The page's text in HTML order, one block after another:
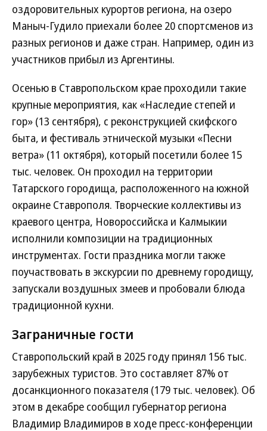
оздоровительных курортов региона, на озеро
Маныч-Гудило приехали более 20 спортсменов из
разных регионов и даже стран. Например, один из
участников прибыл из Аргентины.
Осенью в Ставропольском крае проходили такие
крупные мероприятия, как «Наследие степей и
гор» (13 сентября), с реконструкцией скифского
быта, и фестиваль этнической музыки «Песни
ветра» (11 октября), который посетили более 15
тыс. человек. Он проходил на территории
Татарского городища, расположенного на южной
окраине Ставрополя. Творческие коллективы из
краевого центра, Новороссийска и Калмыкии
исполнили композиции на традиционных
инструментах. Гости праздника могли также
поучаствовать в экскурсии по древнему городищу,
запускали воздушных змеев и пробовали блюда
традиционной кухни.
Заграничные гости
Ставропольский край в 2025 году принял 156 тыс.
зарубежных туристов. Это составляет 87% от
досанкционного показателя (179 тыс. человек). Об
этом в декабре сообщил губернатор региона
Владимир Владимиров в ходе пресс-конференции